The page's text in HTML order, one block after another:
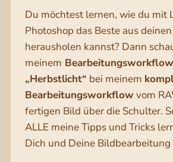
Du möchtest lernen, wie du mit
Photoshop das Beste aus
herausholen kannst? Dann
meinem Bearbeitungsworkflow
„Herbstlicht“ bei meinem
Bearbeitungsworkflow vom
fertigen Bild über die Schulter.
ALLE meine Tipps und Tricks
Dich und Deine